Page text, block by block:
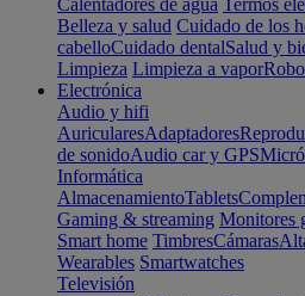
Calentadores de agua Termos
Belleza y salud Cuidado de los
cabelloCuidado dentalSalud y
Limpieza Limpieza a vapor
Electrónica
Audio y hifi
AuricularesAdaptadores
de sonidoAudio car y GPS
Informática
AlmacenamientoTablets
Gaming & streaming Monitores
Smart home TimbresCámaras
Wearables Smartwatches
Televisión